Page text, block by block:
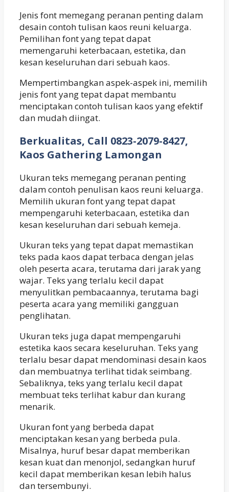
Jenis font memegang peranan penting dalam
desain contoh tulisan kaos reuni keluarga.
Pemilihan font yang tepat dapat
memengaruhi keterbacaan, estetika, dan
kesan keseluruhan dari sebuah kaos.
Mempertimbangkan aspek-aspek ini, memilih
jenis font yang tepat dapat membantu
menciptakan contoh tulisan kaos yang efektif
dan mudah diingat.
Berkualitas, Call 0823-2079-8427,
Kaos Gathering Lamongan
Ukuran teks memegang peranan penting
dalam contoh penulisan kaos reuni keluarga.
Memilih ukuran font yang tepat dapat
mempengaruhi keterbacaan, estetika dan
kesan keseluruhan dari sebuah kemeja.
Ukuran teks yang tepat dapat memastikan
teks pada kaos dapat terbaca dengan jelas
oleh peserta acara, terutama dari jarak yang
wajar. Teks yang terlalu kecil dapat
menyulitkan pembacaannya, terutama bagi
peserta acara yang memiliki gangguan
penglihatan.
Ukuran teks juga dapat mempengaruhi
estetika kaos secara keseluruhan. Teks yang
terlalu besar dapat mendominasi desain kaos
dan membuatnya terlihat tidak seimbang.
Sebaliknya, teks yang terlalu kecil dapat
membuat teks terlihat kabur dan kurang
menarik.
Ukuran font yang berbeda dapat
menciptakan kesan yang berbeda pula.
Misalnya, huruf besar dapat memberikan
kesan kuat dan menonjol, sedangkan huruf
kecil dapat memberikan kesan lebih halus
dan tersembunyi.